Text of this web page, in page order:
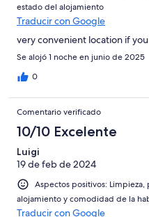
estado del alojamiento
Traducir con Google
very convenient location if
Se alojó 1 noche en junio de 2025
0
Comentario verificado
10/10 Excelente
Luigi
19 de feb de 2024
Aspectos positivos:
alojamiento y comodidad de la
Traducir con Google